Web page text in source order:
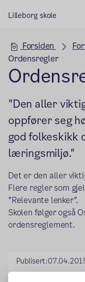
Lilleborg skole
Forsiden
Ordensregler
"Den aller
oppfører seg
god folkeskikk
læringsmiljø."
Det er den aller
Flere regler som
"Relevante lenker".
Skolen følger også
ordensreglement.
Publisert: